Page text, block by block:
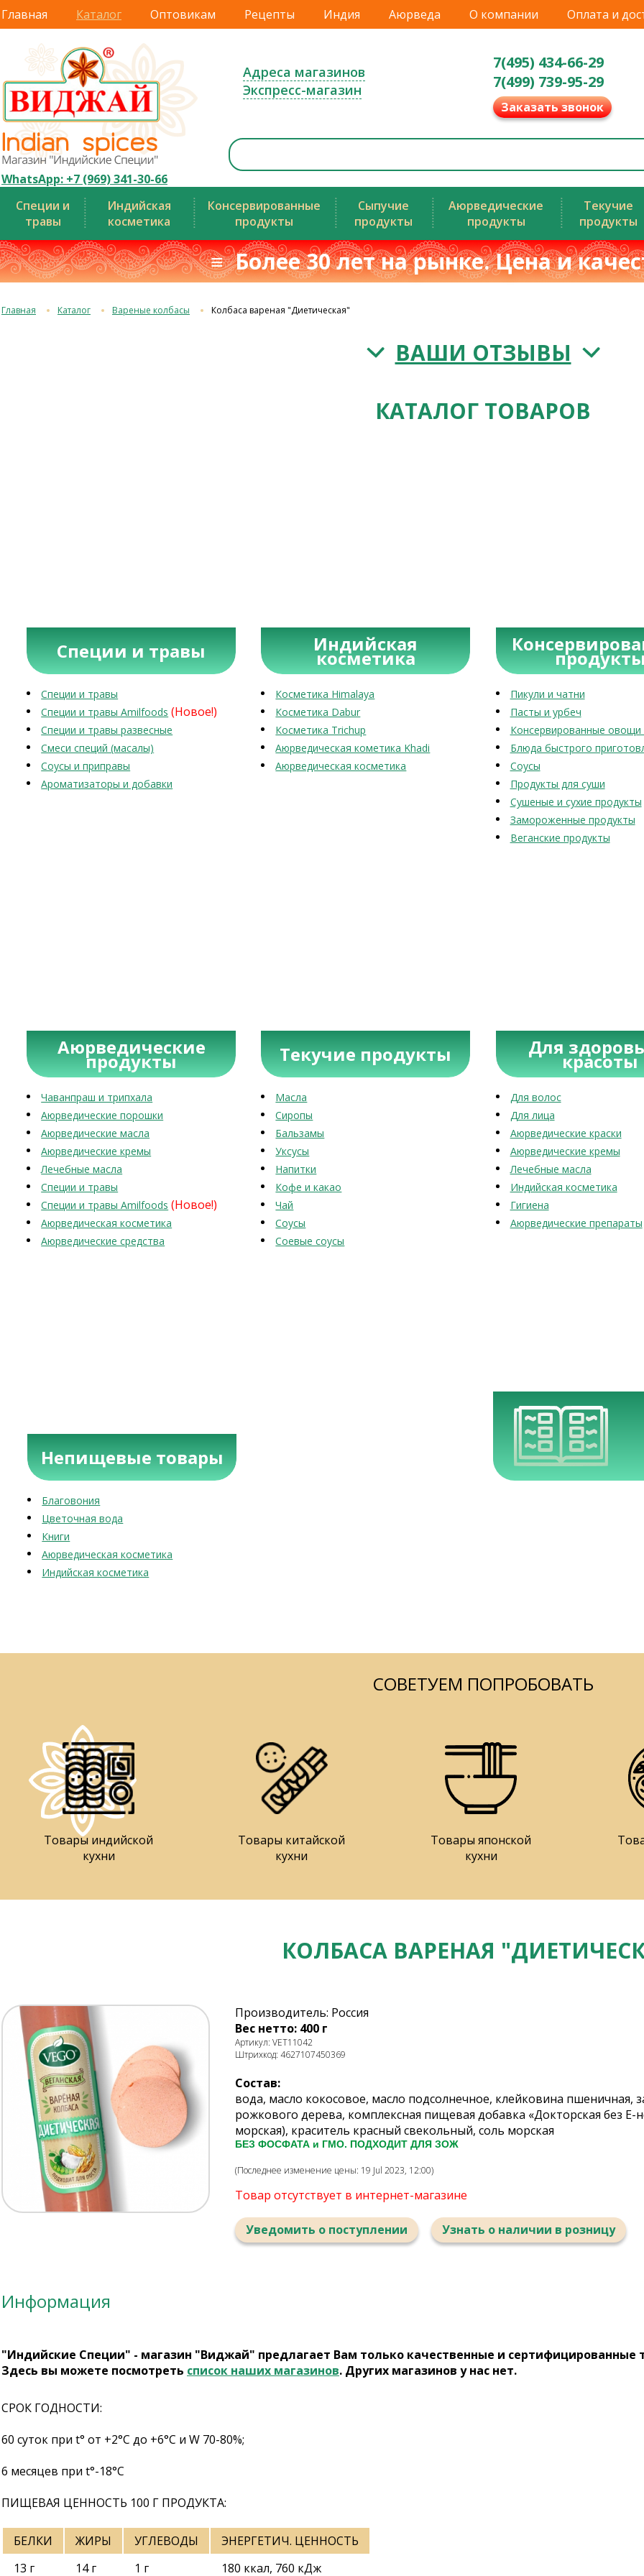
Главная Каталог Оптовикам Рецепты Индия Аюрведа О компании Оплата и
WhatsApp: +7 (969) 341-30-66
Адреса магазинов
Экспресс-магазин
7(495) 434-66-29
7(499) 739-95-29
Заказать звонок
Специи и
травы
Индийская
косметика
Консервированные
продукты
Сыпучие
продукты
Аюрведические
продукты
Текучие
продукты
≡ Более 30 лет на рынке. Цена и
Главная Каталог Вареные колбасы Колбаса вареная "Диетическая"
ВАШИ ОТЗЫВЫ
КАТАЛОГ ТОВАРОВ
Специи и травы
Специи и травы
Специи и травы Amilfoods (Новое!)
Специи и травы развесные
Смеси специй (масалы)
Соусы и приправы
Ароматизаторы и добавки
Индийская
косметика
Косметика Himalaya
Косметика Dabur
Косметика Trichup
Аюрведическая кометика Khadi
Аюрведическая косметика
Пикули и чатни
Пасты и урбеч
Консервированные овощи
Блюда быстрого
Соусы
Продукты для суши
Сушеные и сухие продукты
Замороженные продукты
Веганские продукты
Аюрведические
продукты
Чаванпраш и трипхала
Аюрведические порошки
Аюрведические масла
Аюрведические кремы
Лечебные масла
Специи и травы
Специи и травы Amilfoods (Новое!)
Аюрведическая косметика
Аюрведические средства
Текучие продукты
Масла
Сиропы
Бальзамы
Уксусы
Напитки
Кофе и какао
Чай
Соусы
Соевые соусы
Для
красоты
Для волос
Для лица
Аюрведические краски
Аюрведические кремы
Лечебные масла
Индийская косметика
Гигиена
Аюрведические препараты
Непищевые товары
Благовония
Цветочная вода
Книги
Аюрведическая косметика
Индийская косметика
СОВЕТУЕМ ПОПРОБОВАТЬ
Товары индийской
кухни
Товары китайской
кухни
Товары японской
кухни
КОЛБАСА ВАРЕНАЯ
Производитель: Россия
Вес нетто: 400 г
Артикул: VET11042
Штрихкод: 4627107450369
Состав:
вода, масло кокосовое, масло подсолнечное, клейковина пшеничная,
рожкового дерева, комплексная пищевая добавка «Докторская без Е-
морская), краситель красный свекольный, соль морская
БЕЗ ФОСФАТА и ГМО. ПОДХОДИТ ДЛЯ ЗОЖ
(Последнее изменение цены: 19 Jul 2023, 12:00)
Товар отсутствует в интернет-магазине
Уведомить о поступлении Узнать о наличии в розницу
Информация
"Индийские Специи" - магазин "Виджай" предлагает Вам только качественные и сертифицированные
Здесь вы можете посмотреть список наших магазинов. Других магазинов у нас нет.
СРОК ГОДНОСТИ:
60 суток при t° от +2°С до +6°С и W 70-80%;
6 месяцев при t°-18°C
ПИЩЕВАЯ ЦЕННОСТЬ 100 Г ПРОДУКТА:
БЕЛКИ ЖИРЫ УГЛЕВОДЫ
ЭНЕРГЕТИЧ. ЦЕННОСТЬ
13 г
14 г 1 г 180 ккал, 760 кДж